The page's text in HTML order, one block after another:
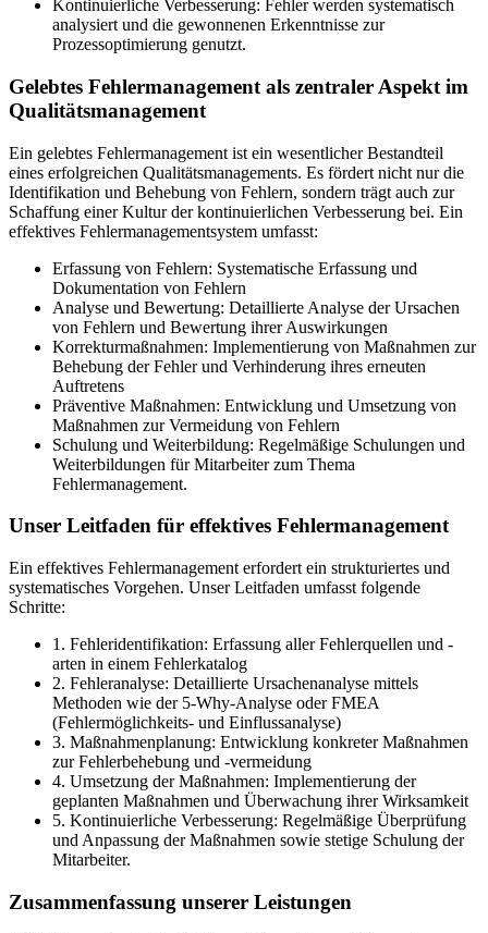
Kontinuierliche Verbesserung: Fehler werden systematisch
analysiert und die gewonnenen Erkenntnisse zur
Prozessoptimierung genutzt.
Gelebtes Fehlermanagement als zentraler Aspekt im
Qualitätsmanagement
Ein gelebtes Fehlermanagement ist ein wesentlicher Bestandteil
eines erfolgreichen Qualitätsmanagements. Es fördert nicht nur die
Identifikation und Behebung von Fehlern, sondern trägt auch zur
Schaffung einer Kultur der kontinuierlichen Verbesserung bei. Ein
effektives Fehlermanagementsystem umfasst:
Erfassung von Fehlern: Systematische Erfassung und
Dokumentation von Fehlern
Analyse und Bewertung: Detaillierte Analyse der Ursachen
von Fehlern und Bewertung ihrer Auswirkungen
Korrekturmaßnahmen: Implementierung von Maßnahmen zur
Behebung der Fehler und Verhinderung ihres erneuten
Auftretens
Präventive Maßnahmen: Entwicklung und Umsetzung von
Maßnahmen zur Vermeidung von Fehlern
Schulung und Weiterbildung: Regelmäßige Schulungen und
Weiterbildungen für Mitarbeiter zum Thema
Fehlermanagement.
Unser Leitfaden für effektives Fehlermanagement
Ein effektives Fehlermanagement erfordert ein strukturiertes und
systematisches Vorgehen. Unser Leitfaden umfasst folgende
Schritte:
1. Fehleridentifikation: Erfassung aller Fehlerquellen und -
arten in einem Fehlerkatalog
2. Fehleranalyse: Detaillierte Ursachenanalyse mittels
Methoden wie der 5-Why-Analyse oder FMEA
(Fehlermöglichkeits- und Einflussanalyse)
3. Maßnahmenplanung: Entwicklung konkreter Maßnahmen
zur Fehlerbehebung und -vermeidung
4. Umsetzung der Maßnahmen: Implementierung der
geplanten Maßnahmen und Überwachung ihrer Wirksamkeit
5. Kontinuierliche Verbesserung: Regelmäßige Überprüfung
und Anpassung der Maßnahmen sowie stetige Schulung der
Mitarbeiter.
Zusammenfassung unserer Leistungen